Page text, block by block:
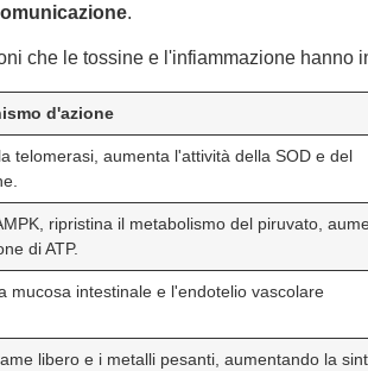
.
che le tossine e l'infiammazione hanno
d'azione
telomerasi, aumenta l'attività della SOD e del
ripristina il metabolismo del piruvato,
di ATP.
mucosa intestinale e l'endotelio vascolare
libero e i metalli pesanti, aumentando la